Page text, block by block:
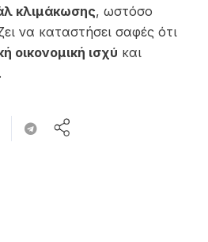
κλιμάκωσης, ωστόσο
να καταστήσει σαφές ότι
οικονομική ισχύ και